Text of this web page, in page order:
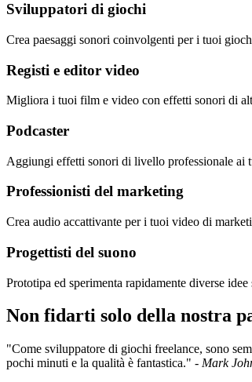
Sviluppatori di giochi
Crea paesaggi sonori coinvolgenti per i tuoi
Registi e editor video
Migliora i tuoi film e video con effetti sonori di
Podcaster
Aggiungi effetti sonori di livello professionale ai
Professionisti del marketing
Crea audio accattivante per i tuoi video di
Progettisti del suono
Prototipa ed sperimenta rapidamente diverse
Non fidarti solo della nostra
"Come sviluppatore di giochi freelance, sono
pochi minuti e la qualità è fantastica." - Mark